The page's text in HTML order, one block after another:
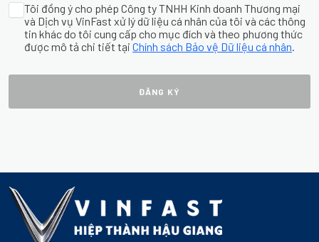
Tôi đồng ý cho phép Công ty TNHH Kinh doanh Thương mại
và Dịch vụ VinFast xử lý dữ liệu cá nhân của tôi và các thông
tin khác do tôi cung cấp cho mục đích và theo phương thức
được mô tả chi tiết tại Chính sách Bảo vệ Dữ liệu cá nhân
ĐĂNG KÝ